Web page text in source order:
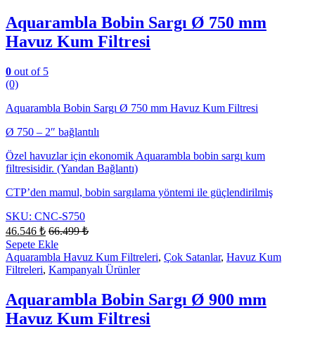
Aquarambla Bobin Sargı Ø 750 mm
Havuz Kum Filtresi
0 out of 5
(0)
Aquarambla Bobin Sargı Ø 750 mm Havuz Kum Filtresi
Ø 750 – 2″ bağlantılı
Özel havuzlar için ekonomik Aquarambla bobin sargı kum
filtresisidir. (Yandan Bağlantı)
CTP’den mamul, bobin sargılama yöntemi ile güçlendirilmiş
SKU: CNC-S750
46.546 ₺ 66.499₺
Sepete Ekle
Aquarambla Havuz Kum Filtreleri, Çok Satanlar, Havuz Kum
Filtreleri, Kampanyalı Ürünler
Aquarambla Bobin Sargı Ø 900 mm
Havuz Kum Filtresi